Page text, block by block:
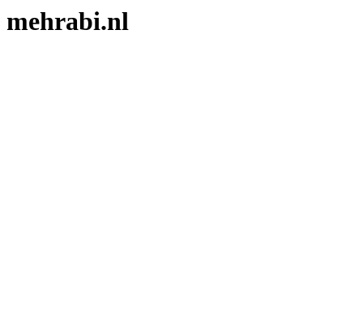
mehrabi.nl